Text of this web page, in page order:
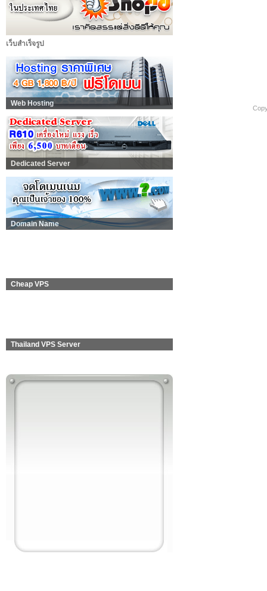
เว็บสำเร็จรูป
Web Hosting
Dedicated Server
Domain Name
Cheap VPS
Thailand VPS Server